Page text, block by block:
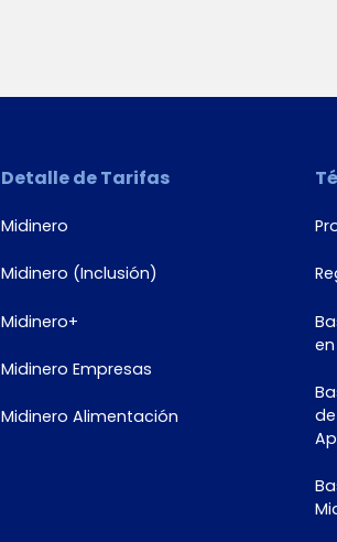
Detalle de Tarifas
Midinero
Midinero (Inclusión)
Midinero+
Midinero Empresas
Midinero Alimentación